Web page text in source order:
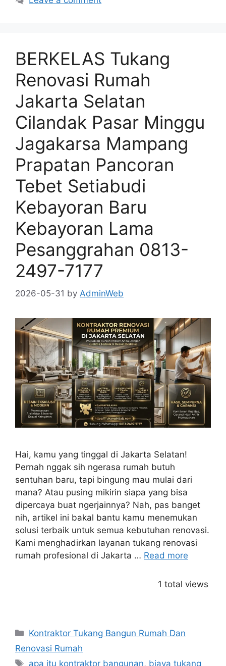
BERKELAS Tukang
Renovasi Rumah
Jakarta Selatan
Cilandak Pasar Minggu
Jagakarsa Mampang
Prapatan Pancoran
Tebet Setiabudi
Kebayoran Baru
Kebayoran Lama
Pesanggrahan 0813-
2497-7177
2026-05-31 by AdminWeb
Hai, kamu yang tinggal di Jakarta Selatan!
Pernah nggak sih ngerasa rumah butuh
sentuhan baru, tapi bingung mau mulai dari
mana? Atau pusing mikirin siapa yang bisa
dipercaya buat ngerjainnya? Nah, pas banget
nih, artikel ini bakal bantu kamu menemukan
solusi terbaik untuk semua kebutuhan renovasi.
Kami menghadirkan layanan tukang renovasi
rumah profesional di Jakarta … Read more
1 total views
Categories
Kontraktor Tukang Bangun Rumah Dan
Renovasi Rumah
Tags
apa itu kontraktor bangunan, biaya tukang